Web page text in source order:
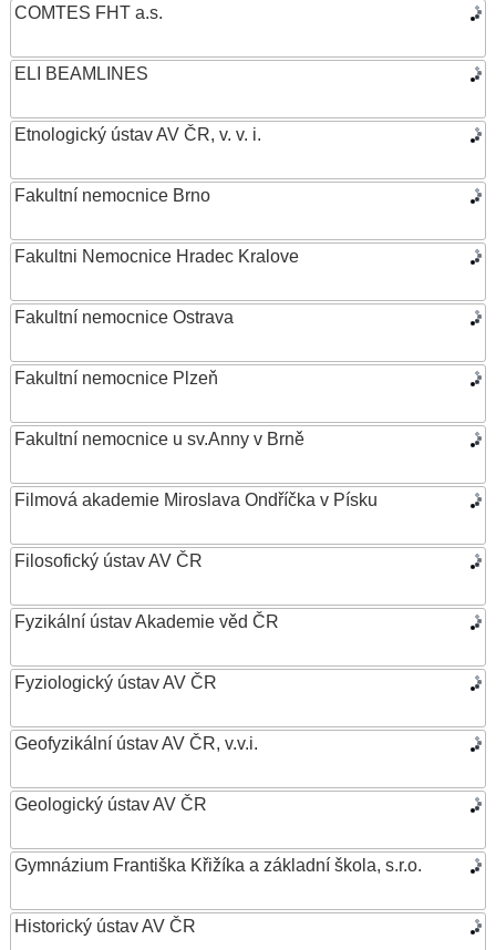
COMTES FHT a.s.
ELI BEAMLINES
Etnologický ústav AV ČR, v. v. i.
Fakultní nemocnice Brno
Fakultni Nemocnice Hradec Kralove
Fakultní nemocnice Ostrava
Fakultní nemocnice Plzeň
Fakultní nemocnice u sv.Anny v Brně
Filmová akademie Miroslava Ondříčka v Písku
Filosofický ústav AV ČR
Fyzikální ústav Akademie věd ČR
Fyziologický ústav AV ČR
Geofyzikální ústav AV ČR, v.v.i.
Geologický ústav AV ČR
Gymnázium Františka Křižíka a základní škola, s.r.o.
Historický ústav AV ČR